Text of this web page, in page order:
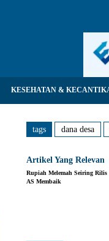
KESEHATAN &
tags dana desa
Artikel Yang Relevan
Rupiah Melemah Seiring Rilis
AS Membaik